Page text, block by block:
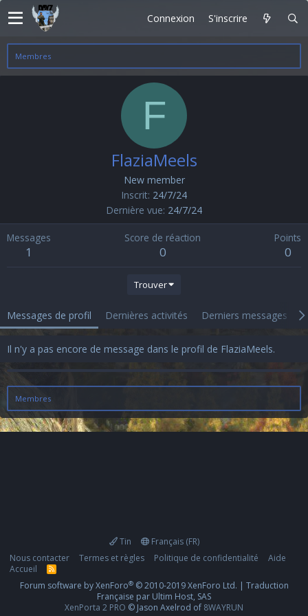
Connexion S'inscrire
Membres
F
FlaziaMeels
New member
Inscrit 24/7/24
Dernière vue 24/7/24
Messages
1
Score de réaction
0
Points
0
Trouver
Messages de profil Dernières activités Derniers messages
Il n'y a pas encore de message dans le profil de FlaziaMeels.
Membres
Tin
Français (FR)
Nous contacter
Termes et règles Politique de confidentialité
Aide
Accueil
R
S
S
Forum software by XenForo® © 2010-2019 XenForo Ltd. | Traduction
Française par Ultim Host, SAS
XenPorta 2 PRO © Jason Axelrod of 8WAYRUN